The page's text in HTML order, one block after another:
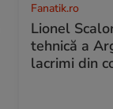
Fanatik.ro
Lionel
tehnică a
lacrimi din